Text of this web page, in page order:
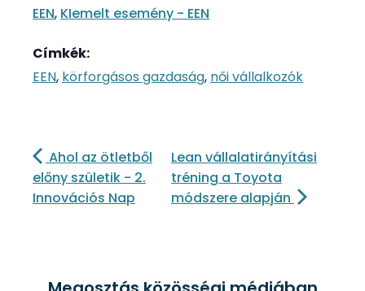
EEN, KIemelt esemény - EEN
Címkék:
EEN, körforgásos gazdaság, női vállalkozók
Ahol az ötletből
előny születik - 2.
Innovációs Nap
Lean vállalatirányítási
tréning a Toyota
módszere alapján